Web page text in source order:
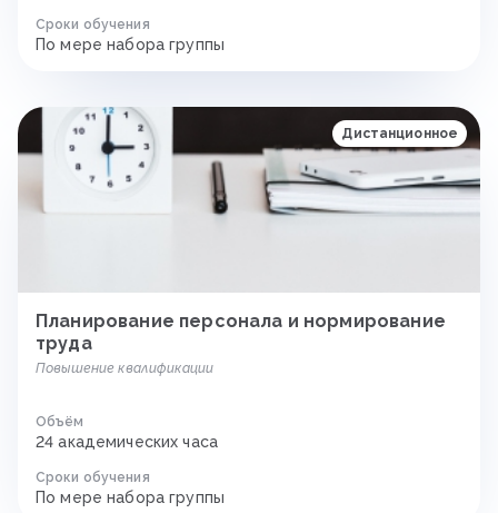
Сроки обучения
По мере набора группы
Дистанционное
Планирование персонала и нормирование
труда
Повышение квалификации
Объём
24 академических часа
Сроки обучения
По мере набора группы